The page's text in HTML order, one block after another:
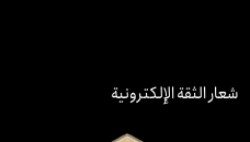
شعار الثقة الإلكترونية